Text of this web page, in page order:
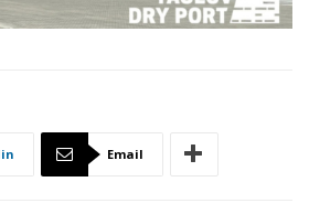
Email